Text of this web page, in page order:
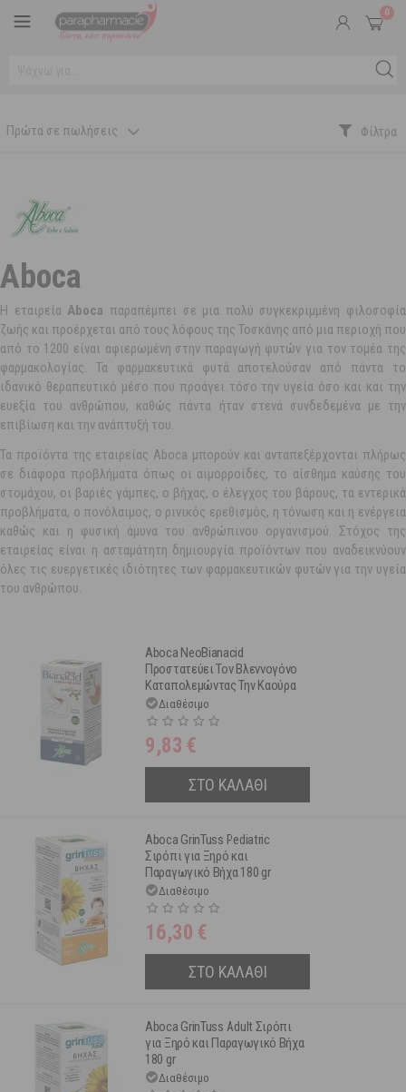
0
Πρώτα σε πωλήσεις
Aboca
Η εταιρεία Aboca παραπέμπει σε μια πολύ συγκεκριμμένη φιλοσοφία
ζωής και προέρχεται από τους λόφους της Τοσκάνης από μια περιοχή που
από το 1200 είναι αφιερωμένη στην παραγωγή φυτών για τον τομέα της
φαρμακολογίας. Τα φαρμακευτικά φυτά αποτελούσαν από πάντα το
ιδανικό θεραπευτικό μέσο που προάγει τόσο την υγεία όσο και και την
ευεξία του ανθρώπου, καθώς πάντα ήταν στενά συνδεδεμένα με την
επιβίωση και την ανάπτυξή του.
Τα προϊόντα της εταιρείας Aboca μπορούν και ανταπεξέρχονται πλήρως
σε διάφορα προβλήματα όπως οι αιμορροίδες, το αίσθημα καύσης του
στομάχου, οι βαριές γάμπες, ο βήχας, ο έλεγχος του βάρους, τα εντερικά
προβλήματα, ο πονόλαιμος, ο ρινικός ερεθισμός, η τόνωση και η ενέργεια
καθώς και η φυσική άμυνα του ανθρώπινου οργανισμού. Στόχος της
εταιρείας είναι η ασταμάτητη δημιουργία προϊόντων που αναδεικνύουν
όλες τις ευεργετικές ιδιότητες των φαρμακευτικών φυτών για την υγεία
του ανθρώπου.
Aboca NeoBianacid
Προστατεύει Τον Βλεννογόνο
Καταπολεμώντας Την Καούρα
15 Δισκία
Διαθέσιμο
9,83 €
ΣΤΟ ΚΑΛΑΘΙ
Aboca GrinTuss Pediatric
Σιρόπι για Ξηρό και
Παραγωγικό Βήχα 180 gr
Διαθέσιμο
16,30 €
ΣΤΟ ΚΑΛΑΘΙ
Aboca GrinTuss Adult Σιρόπι
για Ξηρό και Παραγωγικό Βήχα
180 gr
Διαθέσιμο